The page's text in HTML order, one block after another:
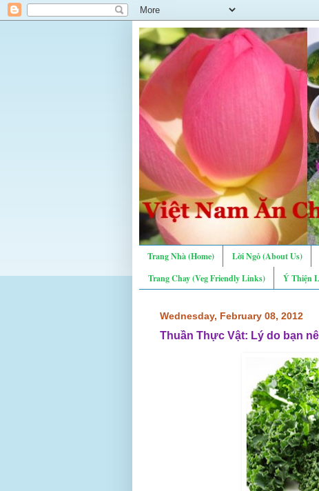
Trang Nhà (Home) Lời Ngỏ (About Us)
Trang Chay (Veg Friendly Links)
Ý Thiện
Wednesday, February 08, 2012
Thuần Thực Vật: Lý do bạn